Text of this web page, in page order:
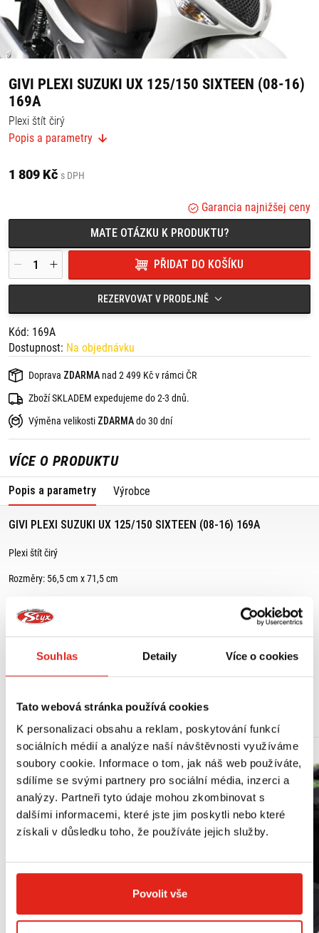
Souhlas Detaily Více o cookies
Tato webová stránka používá cookies
K personalizaci obsahu a reklam, poskytování funkcí
sociálních médií a analýze naší návštěvnosti využíváme
soubory cookie. Informace o tom, jak náš web používáte,
sdílíme se svými partnery pro sociální média, inzerci a
analýzy. Partneři tyto údaje mohou zkombinovat s
dalšími informacemi, které jste jim poskytli nebo které
získali v důsledku toho, že používáte jejich služby.
Povolit vše
GIVI PLEXI SUZUKI UX 125/150 SIXTEEN (08-16)
169A
Plexi štít čirý
Rozměry: 56,5 cm x 71,5 cm
Pro montáž je nutná montážní sada A169A.
Popis a parametry
1 809 Kč s DPH
Garancia najnižšej ceny
MATE OTÁZKU K PRODUKTU?
PŘIDAT DO KOŠÍKU
REZERVOVAT V PRODEJNĚ
Kód: 169A
Dostupnost: Na objednávku
Doprava ZDARMA nad 2 499 Kč v rámci ČR
Zboží SKLADEM expedujeme do 2-3 dnů.
Výměna velikosti ZDARMAdo 30 dní
VÍCE O PRODUKTU
Popis a parametry Výrobce
GIVI PLEXI SUZUKI UX 125/150 SIXTEEN (08-16) 169A
Plexi štít čirý
Rozměry: 56,5 cm x 71,5 cm
Suzuki Sixteen 125/150 (08-16)
MOHLO BY SE VÁM LÍBIT